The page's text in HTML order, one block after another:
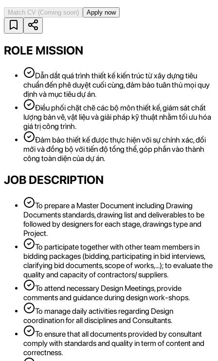
Match CV (Coming soon) Apply now
ROLE MISSION
Dẫn dắt quá trình thiết kế kiến trúc từ xây dựng tiêu
chuẩn đến phê duyệt cuối cùng, đảm bảo tuân thủ mọi quy
định và mục tiêu dự án.
Điều phối chặt chẽ các bộ môn thiết kế, giám sát chất
lượng bản vẽ, vật liệu và giải pháp kỹ thuật nhằm tối ưu hóa
giá trị công trình.
Đảm bảo thiết kế được thực hiện với sự chính xác, đổi
mới và đồng bộ với tiến độ tổng thể, góp phần vào thành
công toàn diện của dự án.
JOB DESCRIPTION
To prepare a Master Document including Drawing
Documents standards, drawing list and deliverables to be
followed by designers for each stage, drawings type and
Project.
To participate together with other team members in
bidding packages (bidding, participating in bid interviews,
clarifying bid documents, scope of works,…); to evaluate the
quality and capacity of contractors/ suppliers.
To attend necessary Design Meetings, provide
comments and guidance during design work-shops.
To manage daily activities regarding Design
coordination for all disciplines and Consultants.
To ensure that all documents provided by consultant
comply with standards and quality in term of content and
correctness.